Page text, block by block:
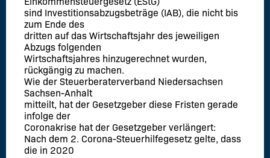
sind Investitionsabzugsbeträge (IAB), die nicht bis
zum Ende des
dritten auf das Wirtschaftsjahr des jeweiligen
Abzugs folgenden
Wirtschaftsjahres hinzugerechnet wurden,
rückgängig zu machen.
Wie der Steuerberaterverband Niedersachsen
Sachsen-Anhalt
mitteilt, hat der Gesetzgeber diese Fristen gerade
infolge der
Coronakrise hat der Gesetzgeber verlängert:
Nach dem 2. Corona-Steuerhilfegesetz gelte, dass
die in 2020